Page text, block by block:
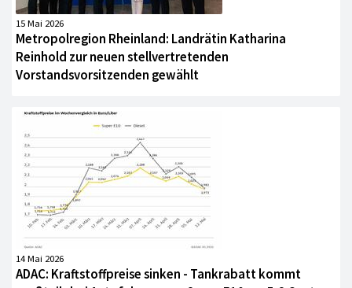
15 Mai 2026
Metropolregion Rheinland: Landrätin Katharina
Reinhold zur neuen stellvertretenden
Vorstandsvorsitzenden gewählt
14 Mai 2026
ADAC: Kraftstoffpreise sinken - Tankrabatt kommt